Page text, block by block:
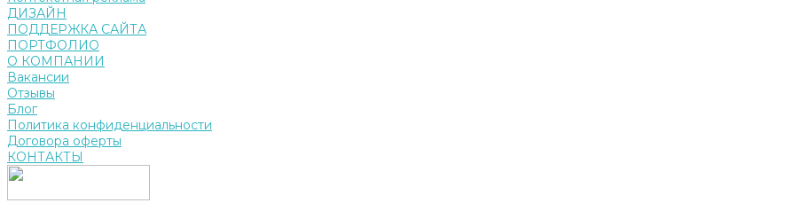
ДИЗАЙН
ПОДДЕРЖКА САЙТА
ПОРТФОЛИО
О КОМПАНИИ
Вакансии
Отзывы
Блог
Политика конфиденциальности
Договора оферты
КОНТАКТЫ